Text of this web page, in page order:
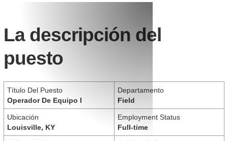
La descripción del
puesto
Título Del Puesto
Operador De Equipo I
Departamento
Field
Ubicación
Louisville, KY
Employment Status
Full-time